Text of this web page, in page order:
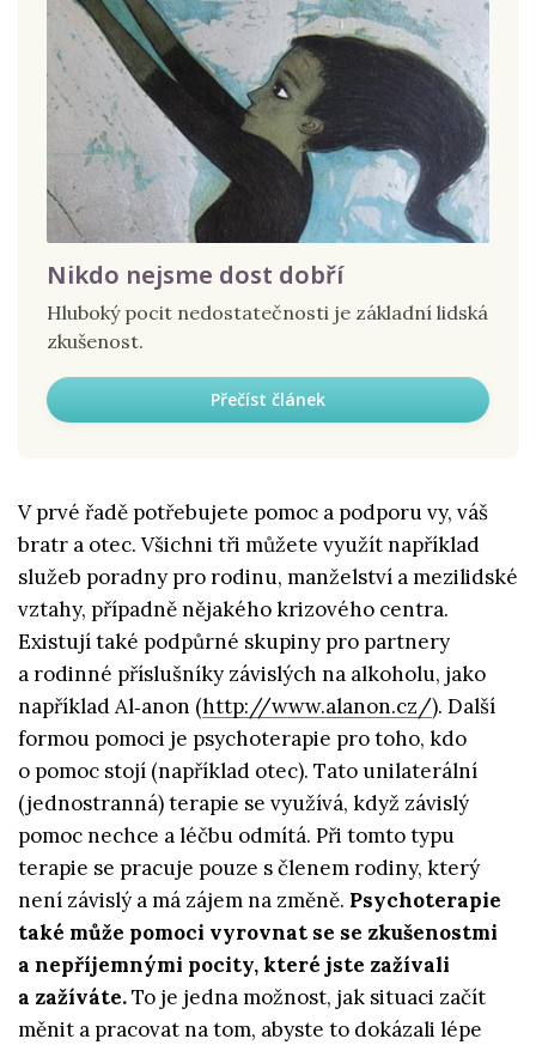
Nikdo nejsme dost dobří
Hluboký pocit nedostatečnosti je základní lidská
zkušenost.
Přečíst článek
V prvé řadě potřebujete pomoc a podporu vy, váš
bratr a otec. Všichni tři můžete využít například
služeb poradny pro rodinu, manželství a mezilidské
vztahy, případně nějakého krizového centra.
Existují také podpůrné skupiny pro partnery
a rodinné příslušníky závislých na alkoholu, jako
například Al‑anon (http://www.alanon.cz/). Další
formou pomoci je psychoterapie pro toho, kdo
o pomoc stojí (například otec). Tato unilaterální
(jednostranná) terapie se využívá, když závislý
pomoc nechce a léčbu odmítá. Při tomto typu
terapie se pracuje pouze s členem rodiny, který
není závislý a má zájem na změně. Psychoterapie
také může pomoci vyrovnat se se zkušenostmi
a nepříjemnými pocity, které jste zažívali
a zažíváte.To je jedna možnost, jak situaci začít
měnit a pracovat na tom, abyste to dokázali lépe